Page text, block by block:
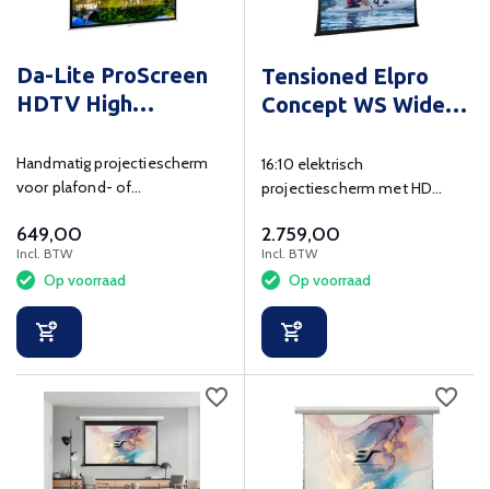
Da-Lite ProScreen
HDTV High
Handmatig projectiescherm
voor plafond- of
cm breed.
649,00
Incl. BTW
Op voorraad
Tensioned Elpro
Concept WS Wide
16:10 elektrisch
projectiescherm met HD
gain en wandschakelaar.
2.759,00
Incl. BTW
Op voorraad